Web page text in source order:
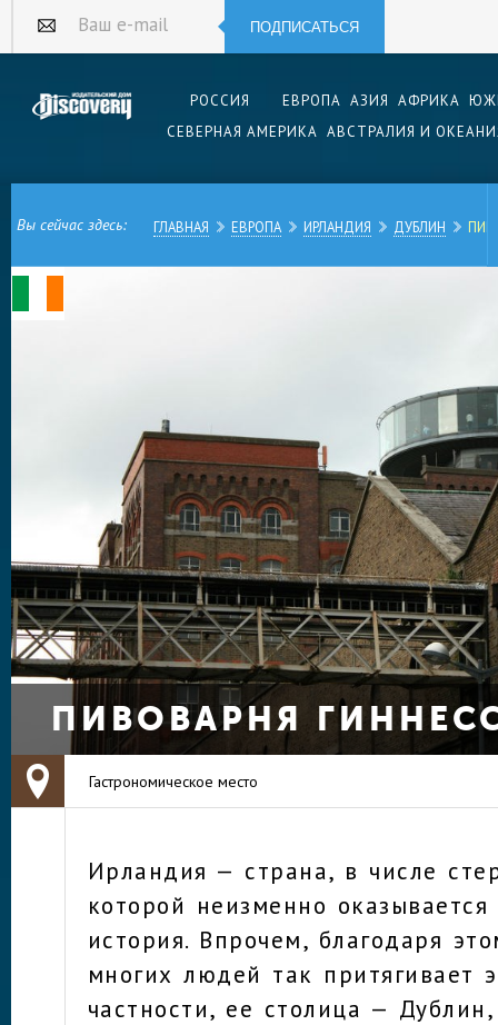
Ваш e-mail ПОДПИСАТЬСЯ
РОССИЯ ЕВРОПА АЗИЯ АФРИКА
СЕВЕРНАЯ АМЕРИКА АВСТРАЛИЯ И
Вы сейчас здесь: ГЛАВНАЯ ЕВРОПА ИРЛАНДИЯ ДУБЛИН
ПИВОВАРНЯ
Гастрономическое место
Ирландия — страна, в числе
которой неизменно
история. Впрочем, благодаря
многих людей так притягивает
частности, ее столица —